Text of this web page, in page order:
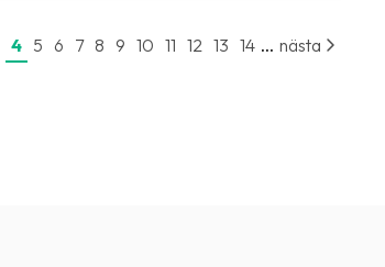
4 5 6 7 8 9 10 11 12 13 14 ... nästa